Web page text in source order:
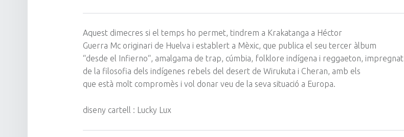
Aquest dimecres si el temps ho permet, tindrem a Krakatanga a Héctor
Guerra Mc originari de Huelva i establert a Mèxic, que publica el seu tercer àlbum
“desde el Infierno“, amalgama de trap, cúmbia, folklore indígena i reggaeton, impregnat
de la filosofia dels indígenes rebels del desert de Wirukuta i Cheran, amb els
que està molt compromès i vol donar veu de la seva situació a Europa.
diseny cartell : Lucky Lux